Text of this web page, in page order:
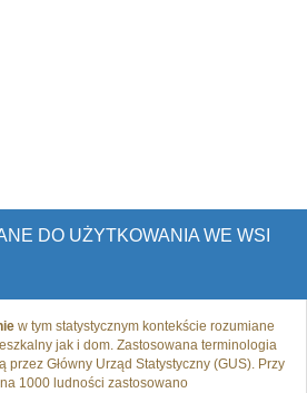
DO UŻYTKOWANIA WE WSI
w tym statystycznym kontekście rozumiane
jak i dom. Zastosowana terminologia
przez Główny Urząd Statystyczny (GUS). Przy
1000 ludności zastosowano